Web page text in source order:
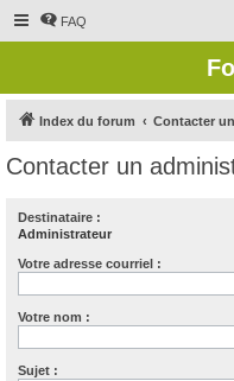
FAQ
Index du forum Contacter
Contacter un
Destinataire :
Administrateur
Votre adresse courriel :
Votre nom :
Sujet :